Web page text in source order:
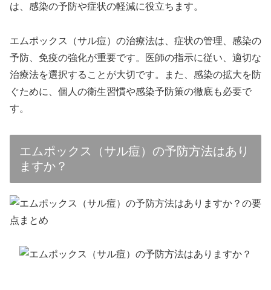
は、感染の予防や症状の軽減に役立ちます。
エムポックス（サル痘）の治療法は、症状の管理、感染の
予防、免疫の強化が重要です。医師の指示に従い、適切な
治療法を選択することが大切です。また、感染の拡大を防
ぐために、個人の衛生習慣や感染予防策の徹底も必要で
す。
エムポックス（サル痘）の予防方法はあり
ますか？